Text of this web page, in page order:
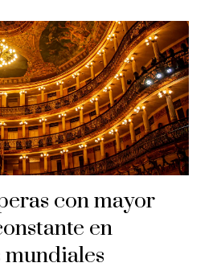
con mayor
en